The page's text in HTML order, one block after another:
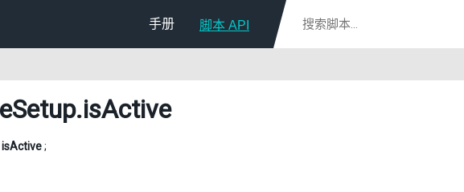
手册 脚本 API
.isActive
isActive;